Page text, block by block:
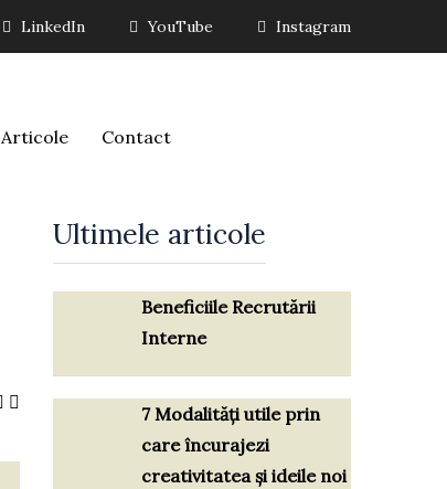
LinkedIn YouTube Instagram
Articole Contact
Ultimele articole
Beneficiile Recrutării
Interne
7 Modalități utile prin
care încurajezi
creativitatea și ideile noi